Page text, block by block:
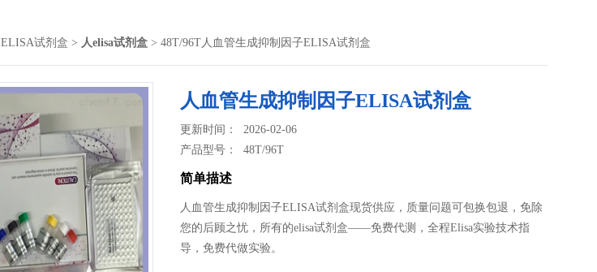
ELISA试剂盒 > 人elisa试剂盒 > 48T/96T人血管生成抑制因子ELISA试剂盒
人血管生成抑制因子ELISA试剂盒
更新时间： 2026-02-06
产品型号：48T/96T
简单描述
人血管生成抑制因子ELISA试剂盒现货供应，质量问题可包换包退，免除
您的后顾之忧，所有的elisa试剂盒——免费代测，全程Elisa实验技术指
导，免费代做实验。